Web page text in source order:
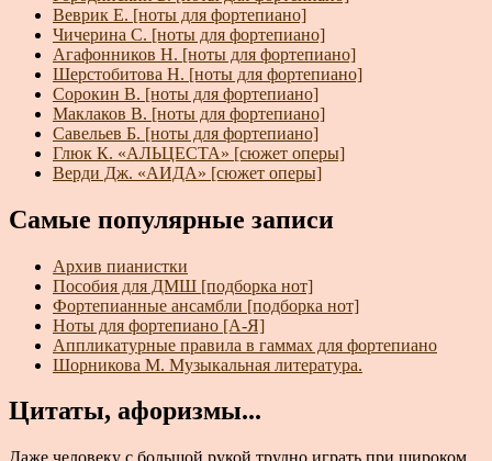
Веврик Е. [ноты для фортепиано]
Чичерина С. [ноты для фортепиано]
Агафонников Н. [ноты для фортепиано]
Шерстобитова Н. [ноты для фортепиано]
Сорокин В. [ноты для фортепиано]
Маклаков В. [ноты для фортепиано]
Савельев Б. [ноты для фортепиано]
Глюк К. «АЛЬЦЕСТА» [сюжет оперы]
Верди Дж. «АИДА» [сюжет оперы]
Самые популярные записи
Архив пианистки
Пособия для ДМШ [подборка нот]
Фортепианные ансамбли [подборка нот]
Ноты для фортепиано [А-Я]
Аппликатурные правила в гаммах для фортепиано
Шорникова М. Музыкальная литература.
Цитаты, афоризмы...